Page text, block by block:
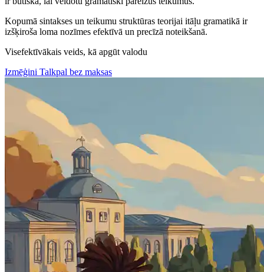
Kopumā sintakses un teikumu struktūras teorijai itāļu gramatikā ir
izšķiroša loma nozīmes efektīvā un precīzā noteikšanā.
Visefektīvākais veids, kā apgūt valodu
Izmēģini Talkpal bez maksas